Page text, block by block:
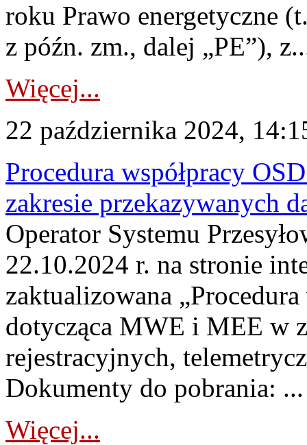
roku Prawo energetyczne
z późn. zm., dalej „PE”),
Więcej...
22 października 2024,
Procedura współpracy
zakresie przekazywanych
Operator Systemu
22.10.2024 r. na stronie
zaktualizowana
dotycząca MWE i MEE w
rejestracyjnych,
Dokumenty do pobrania: ...
Więcej...